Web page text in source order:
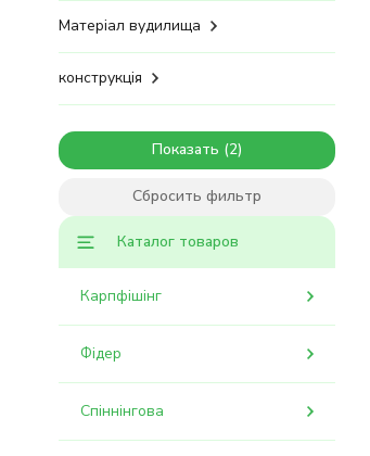
Матеріал вудилища
конструкція
Показать
Сбросить фильтр
Каталог товаров
Карпфішінг
Фідер
Спіннінгова